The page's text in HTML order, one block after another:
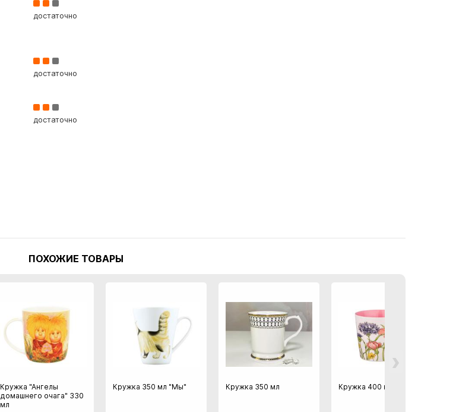
достаточно
достаточно
достаточно
ПОХОЖИЕ ТОВАРЫ
›
Кружка "Ангелы
домашнего очага" 330
мл
Кружка 350 мл "Мы" Кружка 350 мл Кружка 400 мл